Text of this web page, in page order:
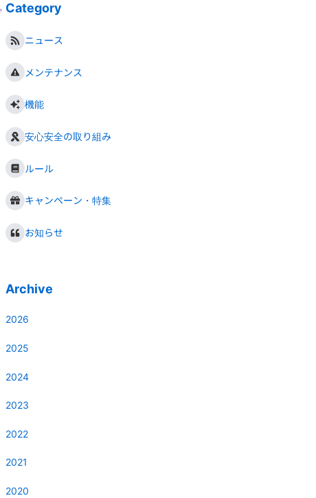
Category
ニュース
メンテナンス
機能
安心安全の取り組み
ルール
キャンペーン・特集
お知らせ
Archive
2026
2025
2024
2023
2022
2021
2020